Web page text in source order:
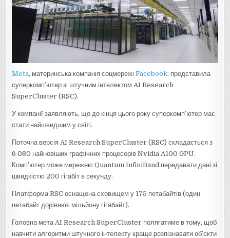
Meta, материнська компанія соцмережі Facebook, представила
суперкомп’ютер зі штучним інтелектом AI Research
SuperCluster (RSC).
У компанії заявляють, що до кінця цього року суперкомп’ютер має
стати найшвидшим у світі.
Поточна версія AI Research SuperCluster (RSC) складається з
6 080 найновіших графічних процесорів Nvidia A100 GPU.
Комп’ютер може мережею Quantum InfiniBand передавати дані зі
швидкістю 200 гігабіт в секунду.
Платформа RSC оснащена сховищем у 175 петабайтів (один
петабайт дорівнює мільйону гігабайт).
Головна мета AI Research SuperCluster полягатиме в тому, щоб
навчити алгоритми штучного інтелекту краще розпізнавати об’єкти